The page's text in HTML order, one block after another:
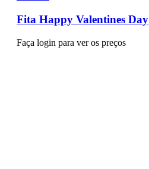
Fita Happy Valentines Day
Faça login para ver os preços